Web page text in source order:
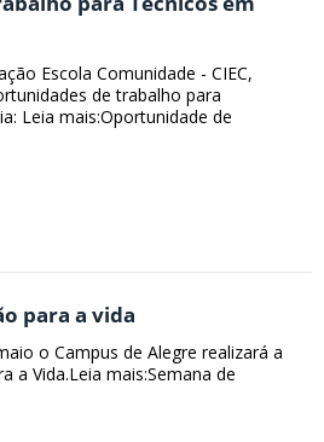
Escola Comunidade - CIEC,
de trabalho para
Leia mais:Oportunidade de
para a vida
o Campus de Alegre realizará a
a Vida.Leia mais:Semana de